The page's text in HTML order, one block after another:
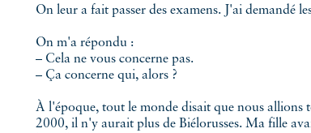
On leur a fait passer des examens. J'ai demandé
On m'a répondu :
– Cela ne vous concerne pas.
– Ça concerne qui, alors ?
À l'époque, tout le monde disait que nous allions
2000, il n'y aurait plus de Biélorusses. Ma fille